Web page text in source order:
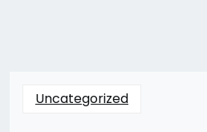
Uncategorized